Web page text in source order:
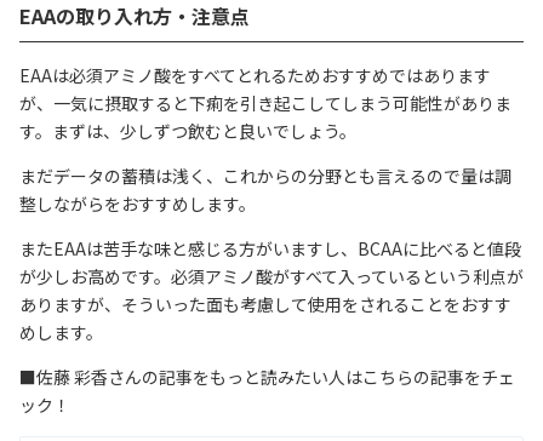
EAAの取り入れ方・注意点
EAAは必須アミノ酸をすべてとれるためおすすめではあります
が、一気に摂取すると下痢を引き起こしてしまう可能性がありま
す。まずは、少しずつ飲むと良いでしょう。
まだデータの蓄積は浅く、これからの分野とも言えるので量は調
整しながらをおすすめします。
またEAAは苦手な味と感じる方がいますし、BCAAに比べると値段
が少しお高めです。必須アミノ酸がすべて入っているという利点が
ありますが、そういった面も考慮して使用をされることをおすす
めします。
■佐藤 彩香さんの記事をもっと読みたい人はこちらの記事をチェ
ック！